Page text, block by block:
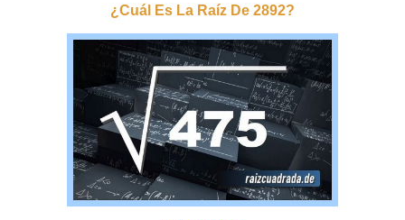
¿cuál Es La Raíz De 2892?